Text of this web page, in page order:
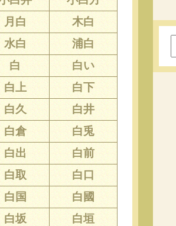
月白
木白
水白
浦白
白
白い
白上
白下
白久
白井
白倉
白兎
白出
白前
白取
白口
白国
白國
白坂
白垣